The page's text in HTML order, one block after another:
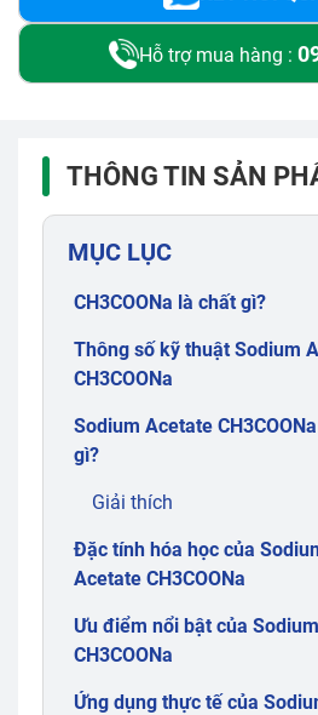
Hỗ trợ mua hàng :
THÔNG TIN SẢN
MỤC LỤC
CH3COONa là chất gì?
Thông số kỹ thuật Sodium
CH3COONa
Sodium Acetate
gì?
Giải thích
Đặc tính hóa học của
Acetate CH3COONa
Ưu điểm nổi bật của
CH3COONa
Ứng dụng thực tế của